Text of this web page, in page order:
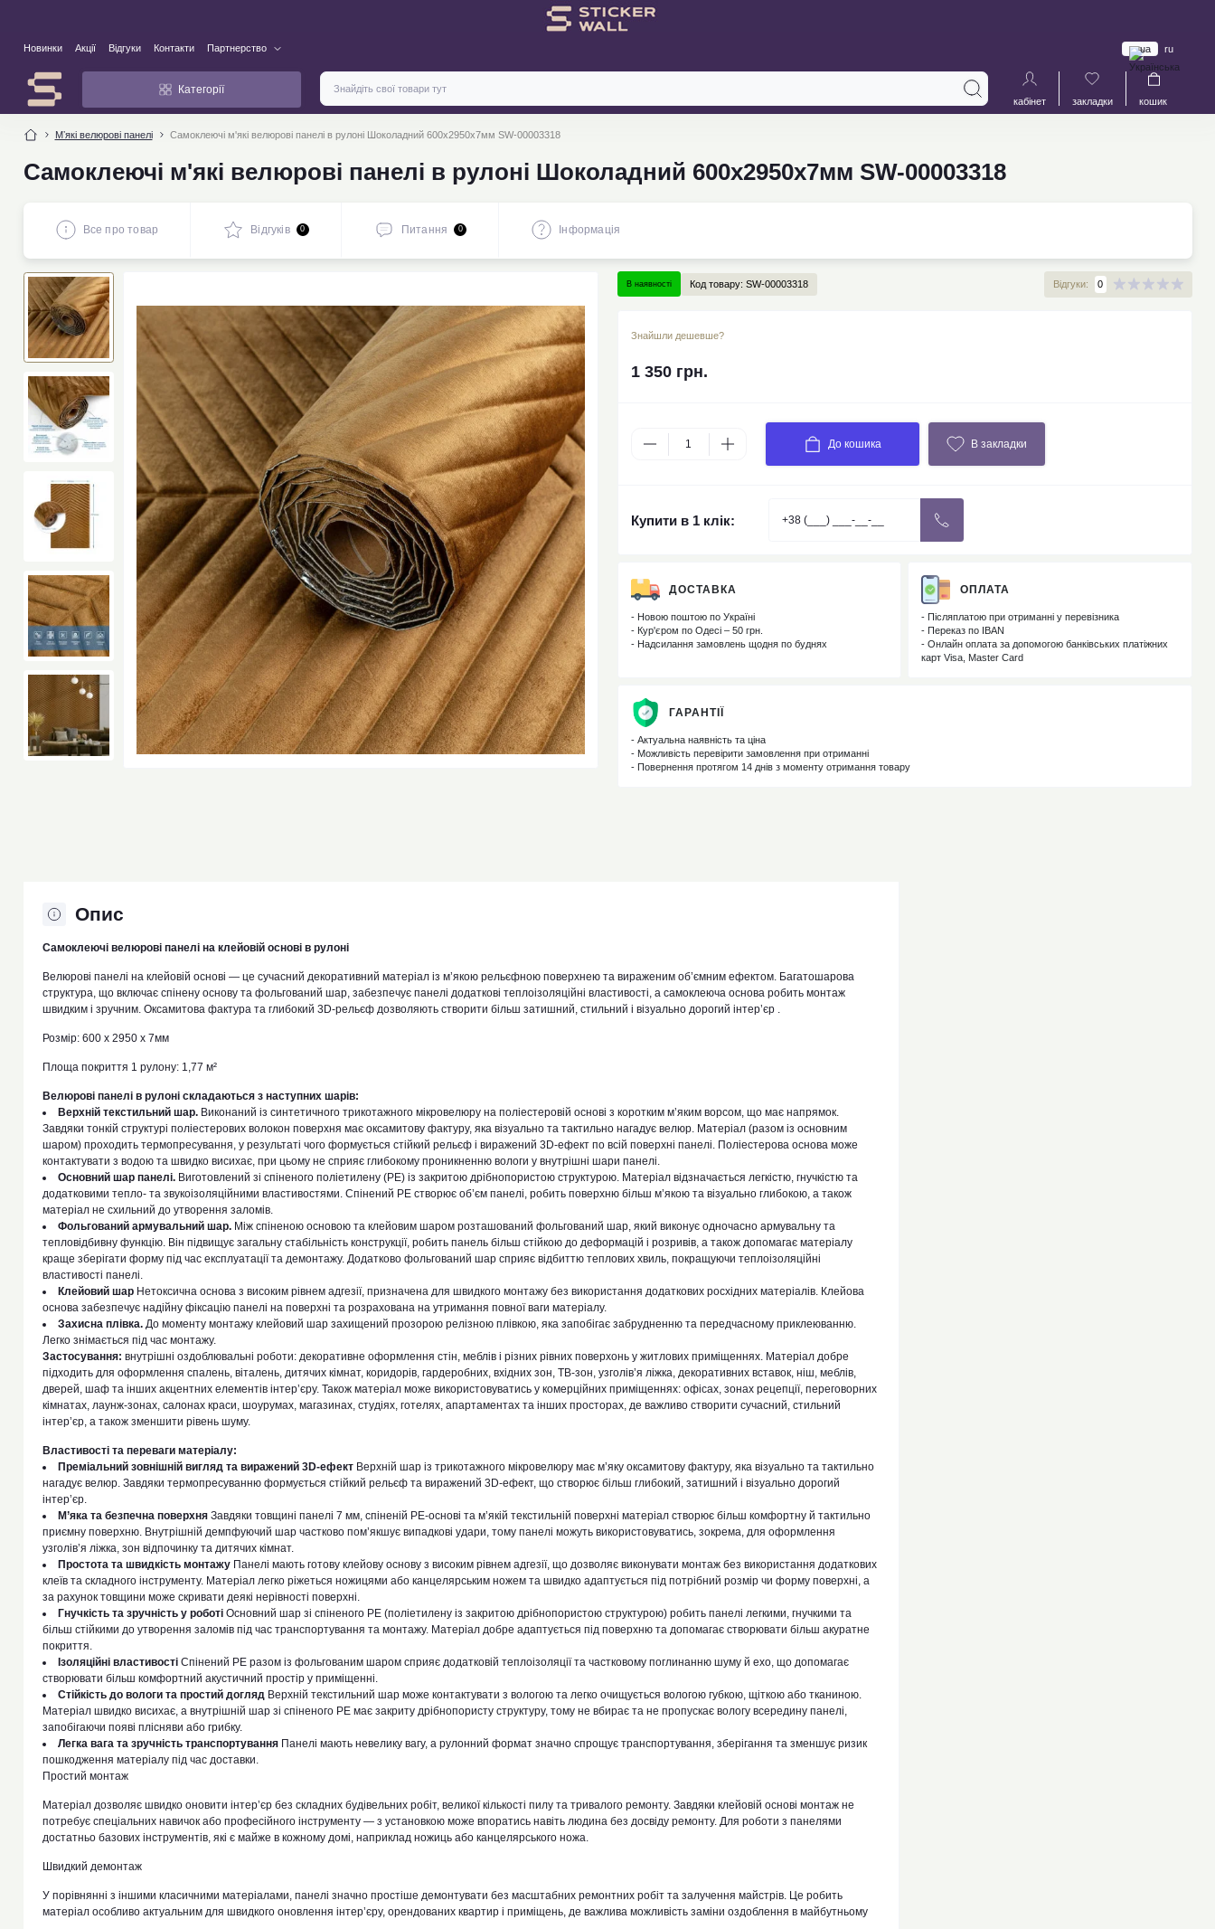
Новинки Акції Відгуки Контакти Партнерство ua ru
Категорії
кабінет закладки кошик
Мʼякі велюрові панелі Самоклеючі м'які велюрові панелі в рулоні Шоколадний 600х2950х7мм SW-00003318
Самоклеючі м'які велюрові панелі в рулоні Шоколадний 600х2950х7мм SW-00003318
Все про товар Відгуків 0 Питання 0 Iнформація
В наявності Код товару: SW-00003318 Відгуки: 0
Знайшли дешевше?
1 350 грн.
До кошика В закладки
Купити в 1 клік:
ДОСТАВКА
- Новою поштою по Україні
- Кур'єром по Одесі – 50 грн.
- Надсилання замовлень щодня по буднях
ОПЛАТА
- Післяплатою при отриманні у перевізника
- Переказ по IBAN
- Онлайн оплата за допомогою банківських платіжних
карт Visa, Master Card
ГАРАНТІЇ
- Актуальна наявність та ціна
- Можливість перевірити замовлення при отриманні
- Повернення протягом 14 днів з моменту отримання товару
Опис
Самоклеючі велюрові панелі на клейовій основі в рулоні
Велюрові панелі на клейовій основі — це сучасний декоративний матеріал із м’якою рельєфною поверхнею та вираженим об’ємним ефектом. Багатошарова
структура, що включає спінену основу та фольгований шар, забезпечує панелі додаткові теплоізоляційні властивості, а самоклеюча основа робить монтаж
швидким і зручним. Оксамитова фактура та глибокий 3D-рельєф дозволяють створити більш затишний, стильний і візуально дорогий інтер’єр .
Розмір: 600 х 2950 х 7мм
Площа покриття 1 рулону: 1,77 м²
Велюрові панелі в рулоні складаються з наступних шарів:
Верхній текстильний шар. Виконаний із синтетичного трикотажного мікровелюру на поліестеровій основі з коротким м’яким ворсом, що має напрямок.
Завдяки тонкій структурі поліестерових волокон поверхня має оксамитову фактуру, яка візуально та тактильно нагадує велюр. Матеріал (разом із основним
шаром) проходить термопресування, у результаті чого формується стійкий рельєф і виражений 3D-ефект по всій поверхні панелі. Поліестерова основа може
контактувати з водою та швидко висихає, при цьому не сприяє глибокому проникненню вологи у внутрішні шари панелі.
Основний шар панелі.Виготовлений зі спіненого поліетилену (PE) із закритою дрібнопористою структурою. Матеріал відзначається легкістю, гнучкістю та
додатковими тепло- та звукоізоляційними властивостями. Спінений PE створює об’єм панелі, робить поверхню більш м’якою та візуально глибокою, а також
матеріал не схильний до утворення заломів.
Фольгований армувальний шар.Між спіненою основою та клейовим шаром розташований фольгований шар, який виконує одночасно армувальну та
тепловідбивну функцію. Він підвищує загальну стабільність конструкції, робить панель більш стійкою до деформацій і розривів, а також допомагає матеріалу
краще зберігати форму під час експлуатації та демонтажу. Додатково фольгований шар сприяє відбиттю теплових хвиль, покращуючи теплоізоляційні
властивості панелі.
Клейовий шарНетоксична основа з високим рівнем адгезії, призначена для швидкого монтажу без використання додаткових росхідних матеріалів. Клейова
основа забезпечує надійну фіксацію панелі на поверхні та розрахована на утримання повної ваги матеріалу.
Захисна плівка.До моменту монтажу клейовий шар захищений прозорою релізною плівкою, яка запобігає забрудненню та передчасному приклеюванню.
Легко знімається під час монтажу.
Застосування: внутрішні оздоблювальні роботи: декоративне оформлення стін, меблів і різних рівних поверхонь у житлових приміщеннях. Матеріал добре
підходить для оформлення спалень, віталень, дитячих кімнат, коридорів, гардеробних, вхідних зон, ТВ-зон, узголів’я ліжка, декоративних вставок, ніш, меблів,
дверей, шаф та інших акцентних елементів інтер’єру. Також матеріал може використовуватись у комерційних приміщеннях: офісах, зонах рецепції, переговорних
кімнатах, лаунж-зонах, салонах краси, шоурумах, магазинах, студіях, готелях, апартаментах та інших просторах, де важливо створити сучасний, стильний
інтер’єр, а також зменшити рівень шуму.
Властивості та переваги матеріалу:
Преміальний зовнішній вигляд та виражений 3D-ефектВерхній шар із трикотажного мікровелюру має м’яку оксамитову фактуру, яка візуально та тактильно
нагадує велюр. Завдяки термопресуванню формується стійкий рельєф та виражений 3D-ефект, що створює більш глибокий, затишний і візуально дорогий
інтер’єр.
М’яка та безпечна поверхняЗавдяки товщині панелі 7 мм, спіненій PE-основі та м’якій текстильній поверхні матеріал створює більш комфортну й тактильно
приємну поверхню. Внутрішній демпфуючий шар частково пом’якшує випадкові удари, тому панелі можуть використовуватись, зокрема, для оформлення
узголів’я ліжка, зон відпочинку та дитячих кімнат.
Простота та швидкість монтажуПанелі мають готову клейову основу з високим рівнем адгезії, що дозволяє виконувати монтаж без використання додаткових
клеїв та складного інструменту. Матеріал легко ріжеться ножицями або канцелярським ножем та швидко адаптується під потрібний розмір чи форму поверхні, а
за рахунок товщини може скривати деякі нерівності поверхні.
Гнучкість та зручність у роботіОсновний шар зі спіненого PE (поліетилену із закритою дрібнопористою структурою) робить панелі легкими, гнучкими та
більш стійкими до утворення заломів під час транспортування та монтажу. Матеріал добре адаптується під поверхню та допомагає створювати більш акуратне
покриття.
Ізоляційні властивостіСпінений PE разом із фольгованим шаром сприяє додатковій теплоізоляції та частковому поглинанню шуму й ехо, що допомагає
створювати більш комфортний акустичний простір у приміщенні.
Стійкість до вологи та простий доглядВерхній текстильний шар може контактувати з вологою та легко очищується вологою губкою, щіткою або тканиною.
Матеріал швидко висихає, а внутрішній шар зі спіненого PE має закриту дрібнопористу структуру, тому не вбирає та не пропускає вологу всередину панелі,
запобігаючи появі плісняви або грибку.
Легка вага та зручність транспортуванняПанелі мають невелику вагу, а рулонний формат значно спрощує транспортування, зберігання та зменшує ризик
пошкодження матеріалу під час доставки.
Простий монтаж
Матеріал дозволяє швидко оновити інтер’єр без складних будівельних робіт, великої кількості пилу та тривалого ремонту. Завдяки клейовій основі монтаж не
потребує спеціальних навичок або професійного інструменту — з установкою може впоратись навіть людина без досвіду ремонту. Для роботи з панелями
достатньо базових інструментів, які є майже в кожному домі, наприклад ножиць або канцелярського ножа.
Швидкий демонтаж
У порівнянні з іншими класичними матеріалами, панелі значно простіше демонтувати без масштабних ремонтних робіт та залучення майстрів. Це робить
матеріал особливо актуальним для швидкого оновлення інтер’єру, орендованих квартир і приміщень, де важлива можливість заміни оздоблення в майбутньому